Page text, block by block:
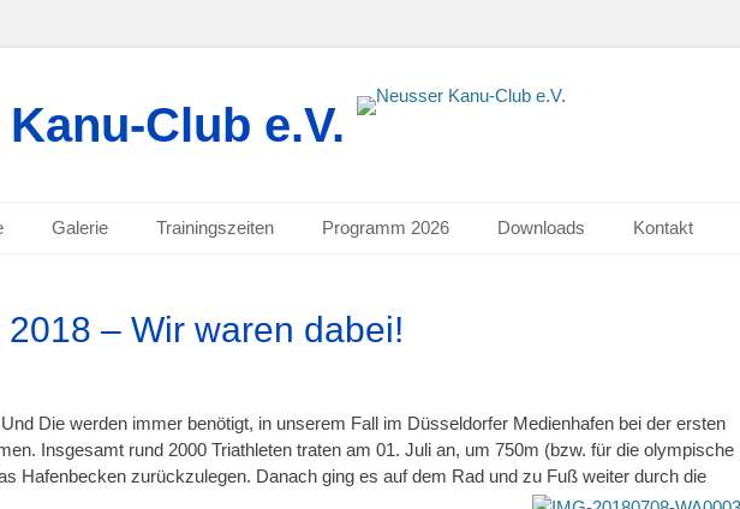
Club e.V.
Galerie Trainingszeiten Programm 2026 Downloads Kontakt
– Wir waren dabei!
Die werden immer benötigt, in unserem Fall im Düsseldorfer Medienhafen bei der ersten
Insgesamt rund 2000 Triathleten traten am 01. Juli an, um 750m (bzw. für die olympische
Hafenbecken zurückzulegen. Danach ging es auf dem Rad und zu Fuß weiter durch die